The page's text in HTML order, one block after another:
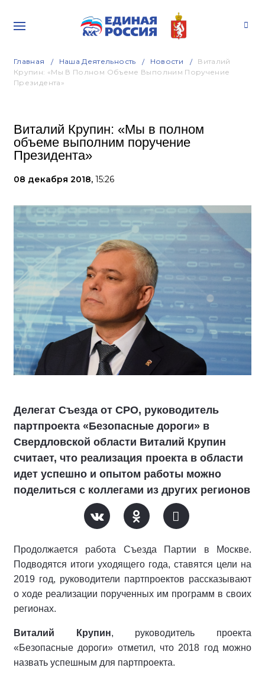
Главная Наша Деятельность Новости
Виталий
Крупин: «Мы В Полном Объеме Выполним Поручение
Президента»
Виталий Крупин: «Мы в полном
объеме выполним поручение
Президента»
08 декабря 2018, 15:26
Делегат Съезда от СРО, руководитель
партпроекта «Безопасные дороги» в
Свердловской области Виталий Крупин
считает, что реализация проекта в области
идет успешно и опытом работы можно
поделиться с коллегами из других регионов
Продолжается работа Съезда Партии в Москве.
Подводятся итоги уходящего года, ставятся цели на
2019 год, руководители партпроектов рассказывают
о ходе реализации порученных им программ в своих
регионах.
Виталий Крупин, руководитель проекта
«Безопасные дороги» отметил, что 2018 год можно
назвать успешным для партпроекта.